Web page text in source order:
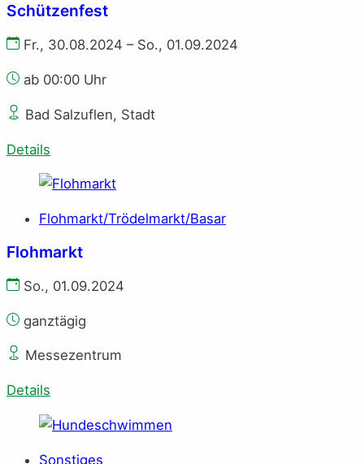
Schützenfest
Fr., 30.08.2024 – So., 01.09.2024
ab 00:00 Uhr
Bad Salzuflen, Stadt
Details
Flohmarkt/Trödelmarkt/Basar
Flohmarkt
So., 01.09.2024
ganztägig
Messezentrum
Details
Sonstiges